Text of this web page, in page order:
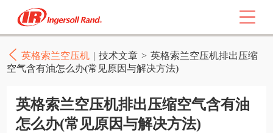
英格索兰空压机 | 技术文章 > 英格索兰空压机排出压缩
空气含有油怎么办(常见原因与解决方法)
英格索兰空压机排出压缩空气含有油
怎么办(常见原因与解决方法)